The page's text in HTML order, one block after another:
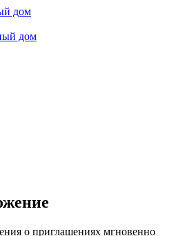
дом
дом
о приглашениях мгновенно